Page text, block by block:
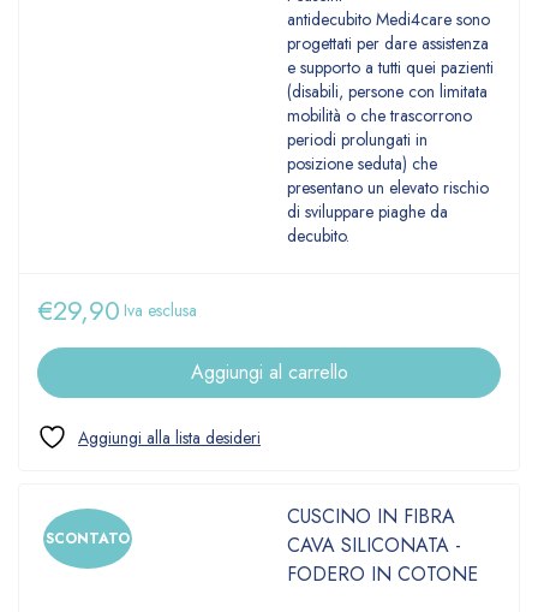
antidecubito Medi4care sono
progettati per dare assistenza
e supporto a tutti quei pazienti
(disabili, persone con limitata
mobilità o che trascorrono
periodi prolungati in
posizione seduta) che
presentano un elevato rischio
di sviluppare piaghe da
decubito.
€29,90 Iva esclusa
Aggiungi al carrello
SCONTATO
CUSCINO IN FIBRA
CAVA SILICONATA -
FODERO IN COTONE